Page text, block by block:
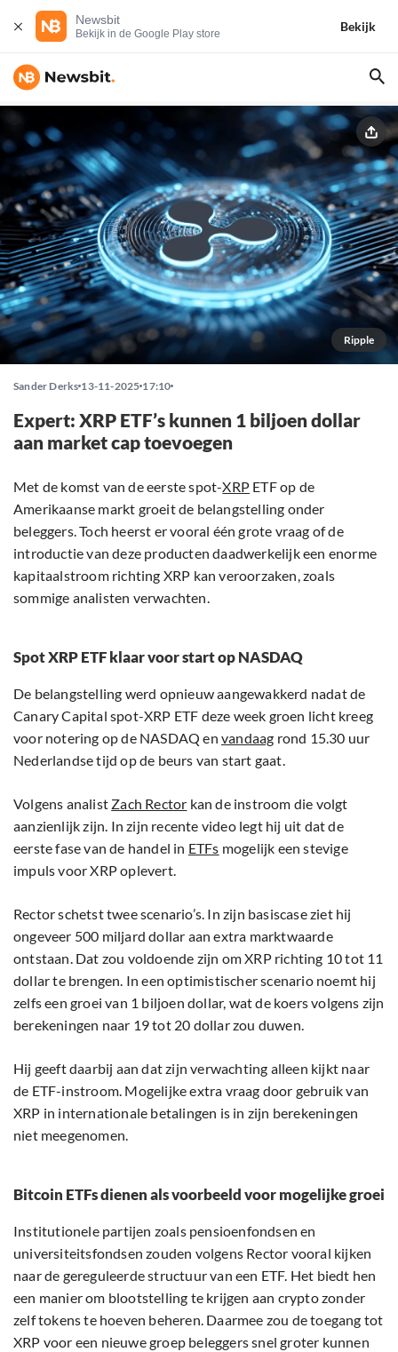
Newsbit
Bekijk in de Google Play store
Bekijk
Ripple
Sander Derks 13-11-2025 17:10
Expert: XRP ETF’s kunnen 1 biljoen dollar
aan market cap toevoegen
Met de komst van de eerste spot-XRP ETF op de
Amerikaanse markt groeit de belangstelling onder
beleggers. Toch heerst er vooral één grote vraag of de
introductie van deze producten daadwerkelijk een enorme
kapitaalstroom richting XRP kan veroorzaken, zoals
sommige analisten verwachten.
Spot XRP ETF klaar voor start op NASDAQ
De belangstelling werd opnieuw aangewakkerd nadat de
Canary Capital spot-XRP ETF deze week groen licht kreeg
voor notering op de NASDAQ en vandaag rond 15.30 uur
Nederlandse tijd op de beurs van start gaat.
Volgens analist Zach Rector kan de instroom die volgt
aanzienlijk zijn. In zijn recente video legt hij uit dat de
eerste fase van de handel in ETFs mogelijk een stevige
impuls voor XRP oplevert.
Rector schetst twee scenario’s. In zijn basiscase ziet hij
ongeveer 500 miljard dollar aan extra marktwaarde
ontstaan. Dat zou voldoende zijn om XRP richting 10 tot 11
dollar te brengen. In een optimistischer scenario noemt hij
zelfs een groei van 1 biljoen dollar, wat de koers volgens zijn
berekeningen naar 19 tot 20 dollar zou duwen.
Hij geeft daarbij aan dat zijn verwachting alleen kijkt naar
de ETF-instroom. Mogelijke extra vraag door gebruik van
XRP in internationale betalingen is in zijn berekeningen
niet meegenomen.
Bitcoin ETFs dienen als voorbeeld voor mogelijke groei
Institutionele partijen zoals pensioenfondsen en
universiteitsfondsen zouden volgens Rector vooral kijken
naar de gereguleerde structuur van een ETF. Het biedt hen
een manier om blootstelling te krijgen aan crypto zonder
zelf tokens te hoeven beheren. Daarmee zou de toegang tot
XRP voor een nieuwe groep beleggers snel groter kunnen